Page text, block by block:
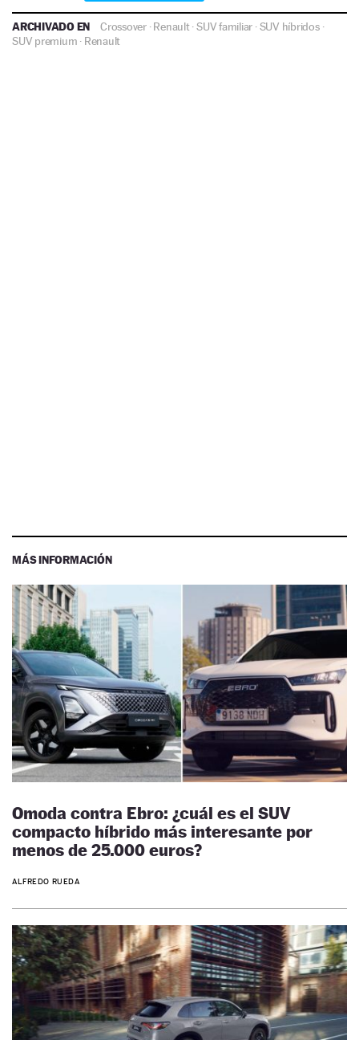
ARCHIVADO EN Crossover·Renault·SUV familiar ·SUV híbridos·
SUV premium · Renault
MÁS INFORMACIÓN
Omoda contra Ebro: ¿cuál es el SUV
compacto híbrido más interesante por
menos de 25.000 euros?
ALFREDO RUEDA